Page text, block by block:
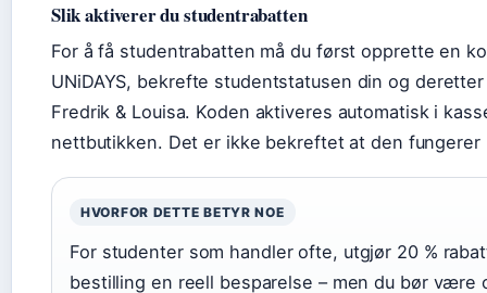
Slik aktiverer du studentrabatten
For å få studentrabatten må du først opprette en
UNiDAYS, bekrefte studentstatusen din og
Fredrik & Louisa. Koden aktiveres automatisk i
nettbutikken. Det er ikke bekreftet at den fungerer
HVORFOR DETTE BETYR NOE
For studenter som handler ofte, utgjør 20 %
bestilling en reell besparelse – men du bør være